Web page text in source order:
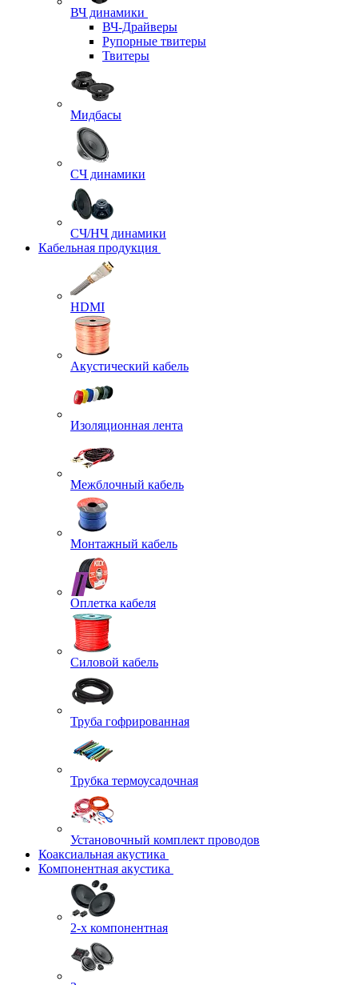
ВЧ динамики
ВЧ-Драйверы
Рупорные твитеры
Твитеры
Мидбасы
СЧ динамики
СЧ/НЧ динамики
Кабельная продукция
HDMI
Акустический кабель
Изоляционная лента
Межблочный кабель
Монтажный кабель
Оплетка кабеля
Силовой кабель
Труба гофрированная
Трубка термоусадочная
Установочный комплект проводов
Коаксиальная акустика
Компонентная акустика
2-х компонентная